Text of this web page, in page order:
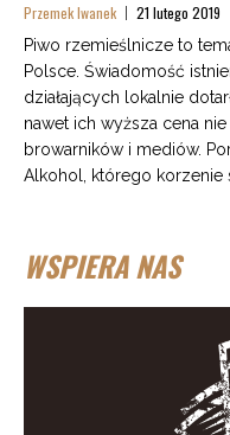
Przemek Iwanek 21 lutego 2019
Piwo rzemieślnicze to
Polsce. Świadomość
działających lokalnie
nawet ich wyższa cena
browarników i mediów.
Alkohol, którego korzenie
WSPIERA NAS